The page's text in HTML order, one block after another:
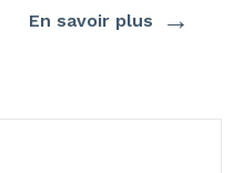
En savoir plus →